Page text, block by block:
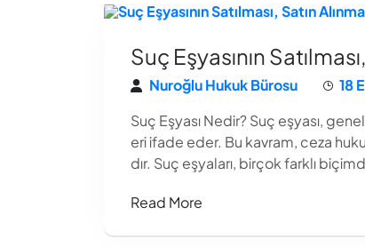
Suç Eşyasının
Nuroğlu Hukuk Bürosu
18
Suç Eşyası Nedir? Suç eşyası,
eri ifade eder. Bu kavram, ceza
dır. Suç eşyaları, birçok farklı
Read More